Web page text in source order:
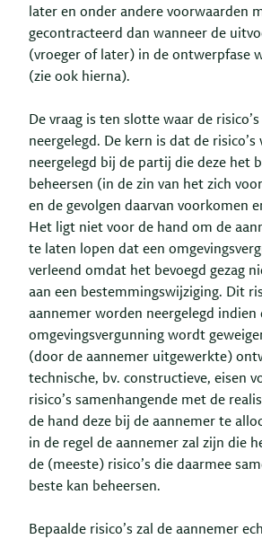
later en onder andere voorwaarden
gecontracteerd dan wanneer de
(vroeger of later) in de ontwerpfase
(zie ook hierna).
De vraag is ten slotte waar de
neergelegd. De kern is dat de risico’s
neergelegd bij de partij die deze het
beheersen (in de zin van het zich
en de gevolgen daarvan voorkomen
Het ligt niet voor de hand om de
te laten lopen dat een
verleend omdat het bevoegd gezag
aan een bestemmingswijziging. Dit
aannemer worden neergelegd indien
omgevingsvergunning wordt
(door de aannemer uitgewerkte)
technische, bv. constructieve, eisen
risico’s samenhangende met de
de hand deze bij de aannemer te
in de regel de aannemer zal zijn die
de (meeste) risico’s die daarmee
beste kan beheersen.
Bepaalde risico’s zal de aannemer